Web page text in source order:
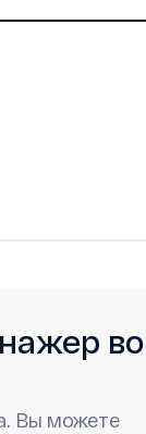
во
Вы можете